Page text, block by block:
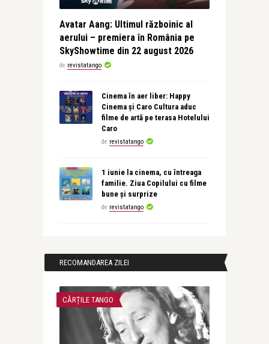
Avatar Aang: Ultimul războinic al
aerului – premiera în România pe
SkyShowtime din 22 august 2026
de revistatango
Cinema în aer liber: Happy
Cinema și Caro Cultura aduc
filme de artă pe terasa Hotelului
Caro
de revistatango
1 iunie la cinema, cu întreaga
familie. Ziua Copilului cu filme
bune și surprize
de revistatango
RECOMANDAREA ZILEI
CĂRȚILE TANGO